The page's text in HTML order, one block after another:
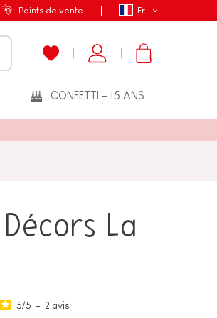
Fr
Points de vente
CONFETTI - 15 ANS
La
5/5 - 2 avis